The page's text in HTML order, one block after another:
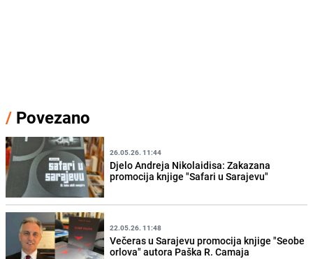
/ Povezano
26.05.26. 11:44
Djelo Andreja Nikolaidisa: Zakazana
promocija knjige "Safari u Sarajevu"
22.05.26. 11:48
Večeras u Sarajevu promocija knjige "Seobe
orlova" autora Paška R. Camaja